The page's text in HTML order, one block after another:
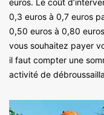
euros. Le coût
0,3 euros à 0,7 euros
0,50 euros à 0,80
vous souhaitez payer
il faut compter une
activité de